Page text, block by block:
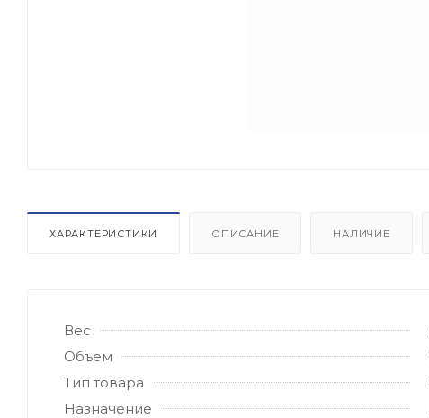
ХАРАКТЕРИСТИКИ ОПИСАНИЕ НАЛИЧИЕ
Вес
Объем
Тип товара
Назначение